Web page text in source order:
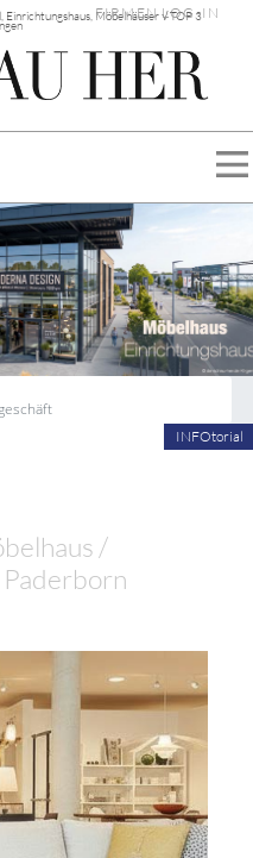
Möbelhäuser √ TOP 3
FIRMEN LOG-IN
INFOtorial
/